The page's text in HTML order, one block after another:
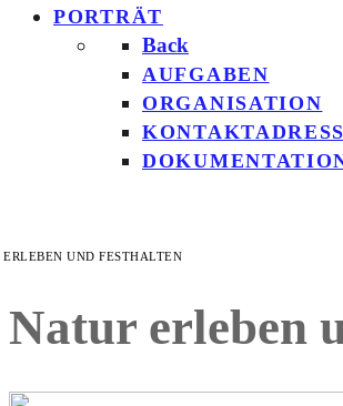
PORTRÄT
Back
AUFGABEN
ORGANISATION
ERLEBEN UND FESTHALTEN
Natur erleben